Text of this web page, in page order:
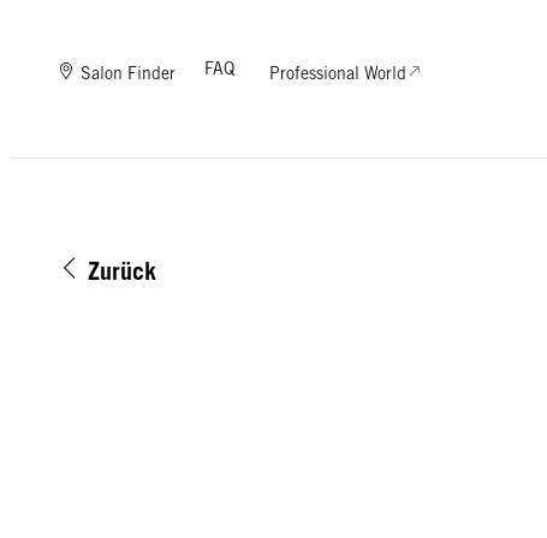
Salon Finder FAQ Professional World
Zurück